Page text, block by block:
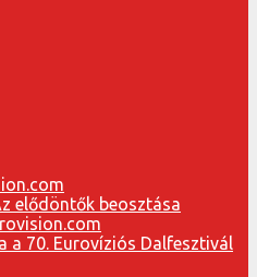
elődöntők beosztása
a 70. Eurovíziós Dalfesztivál